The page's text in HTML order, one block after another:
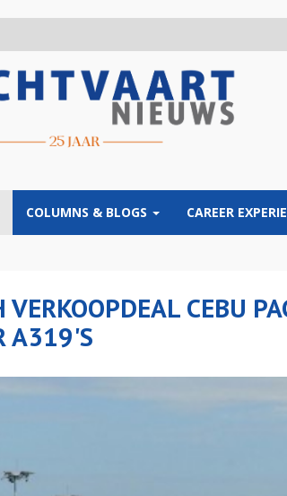
COLUMNS & BLOGS CAREER
VERKOOPDEAL CEBU
A319'S